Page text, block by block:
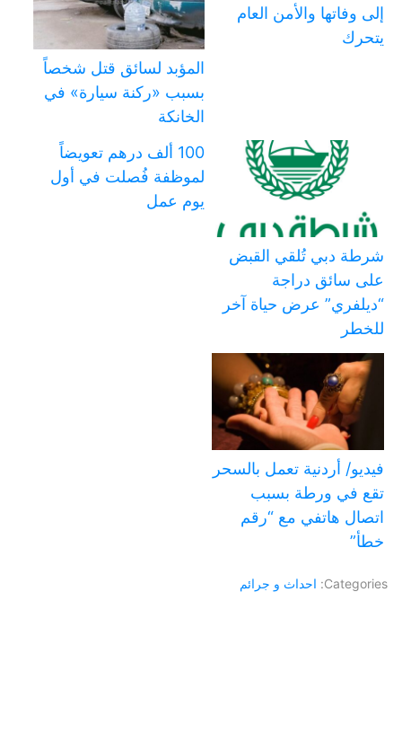
إلى وفاتها والأمن العام
يتحرك
المؤبد لسائق قتل شخصاً
بسبب «ركنة سيارة» في
الخانكة
شرطة دبي تُلقي القبض
على سائق دراجة
“ديلفري” عرض حياة آخر
للخطر
100 ألف درهم تعويضاً
لموظفة فُصلت في أول
يوم عمل
فيديو/ أردنية تعمل بالسحر
تقع في ورطة بسبب
اتصال هاتفي مع “رقم
خطأ”
Categories: احداث و جرائم